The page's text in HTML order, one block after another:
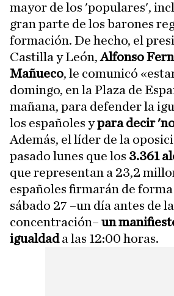
mayor de los 'populares',
gran parte de los barones
formación. De hecho, el
Castilla y León,Alfonso
Mañueco, le comunicó
domingo, en la Plaza de
mañana, para defender la
los españoles ypara decir
Además, el líder de la
pasado lunes que los 3.361
que representan a 23,2
españoles firmarán de
sábado 27 –un día antes de la
concentración– un
igualdada las 12:00 horas.